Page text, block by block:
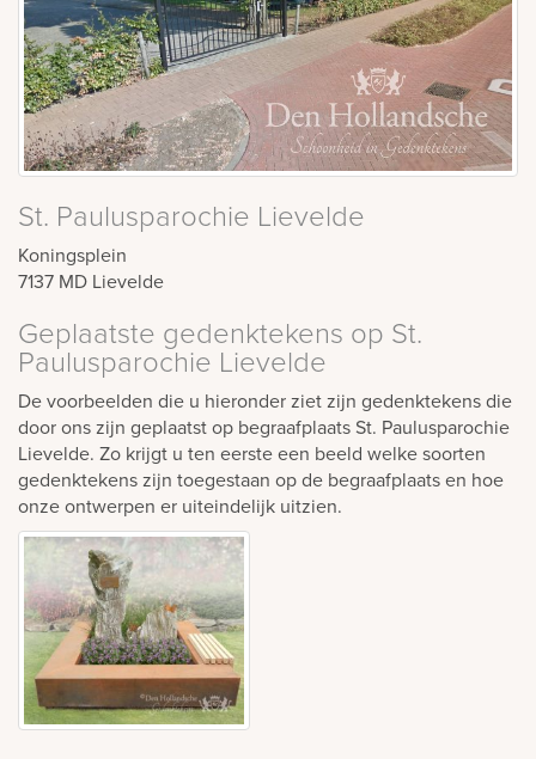
St. Paulusparochie Lievelde
Koningsplein
7137 MD Lievelde
Geplaatste gedenktekens op St.
Paulusparochie Lievelde
De voorbeelden die u hieronder ziet zijn gedenktekens die
door ons zijn geplaatst op begraafplaats St. Paulusparochie
Lievelde. Zo krijgt u ten eerste een beeld welke soorten
gedenktekens zijn toegestaan op de begraafplaats en hoe
onze ontwerpen er uiteindelijk uitzien.